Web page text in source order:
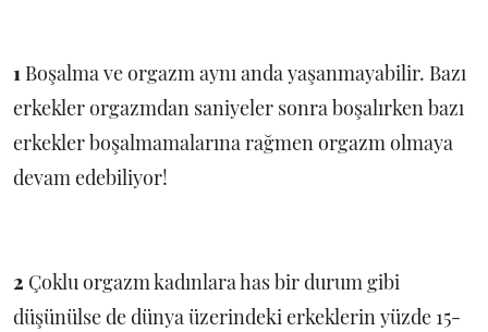
1 Boşalma ve orgazm aynı anda yaşanmayabilir. Bazı
erkekler orgazmdan saniyeler sonra boşalırken bazı
erkekler boşalmamalarına rağmen orgazm olmaya
devam edebiliyor!
2 Çoklu orgazm kadınlara has bir durum gibi
düşünülse de dünya üzerindeki erkeklerin yüzde 15-